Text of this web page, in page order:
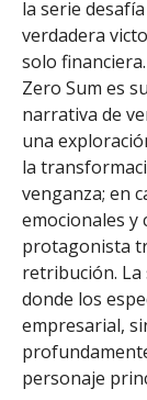
la serie
verdadera
solo
Zero Sum es
narrativa de
una
la
venganza; en
emocionales y
protagonista
retribución.
donde los
empresarial,
personaje